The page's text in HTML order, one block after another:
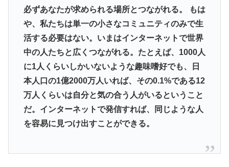
必ずあなたが求められる場所とつながれる。 もは
や、私たちは単一の小さなコミュニティのみで生
活する必要はない。いまはインターネットで世界
中の人たちと広くつながれる。たとえば、1000人
に1人くらいしかいないような趣味嗜好でも、日
本人口の1億2000万人いれば、その0.1%である12
万人くらいは自分と気の合う人がいるということ
だ。インターネットで発信すれば、同じような人
を容易に見つけ出すことができる。